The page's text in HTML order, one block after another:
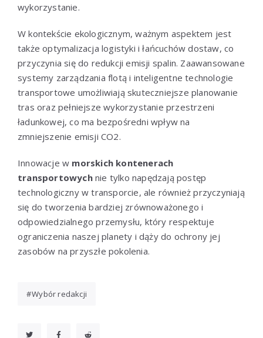
wykorzystanie.
W kontekście ekologicznym, ważnym aspektem jest
także optymalizacja logistyki i łańcuchów dostaw, co
przyczynia się do redukcji emisji spalin. Zaawansowane
systemy zarządzania flotą i inteligentne technologie
transportowe umożliwiają skuteczniejsze planowanie
tras oraz pełniejsze wykorzystanie przestrzeni
ładunkowej, co ma bezpośredni wpływ na
zmniejszenie emisji CO2.
Innowacje w morskich kontenerach
transportowychnie tylko napędzają postęp
technologiczny w transporcie, ale również przyczyniają
się do tworzenia bardziej zrównoważonego i
odpowiedzialnego przemysłu, który respektuje
ograniczenia naszej planety i dąży do ochrony jej
zasobów na przyszłe pokolenia.
Wybór redakcji